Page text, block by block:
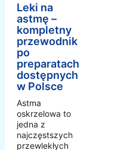
Leki na
astmę –
kompletny
przewodnik
po
preparatach
dostępnych
w Polsce
Astma
oskrzelowa to
jedna z
najczęstszych
przewlekłych